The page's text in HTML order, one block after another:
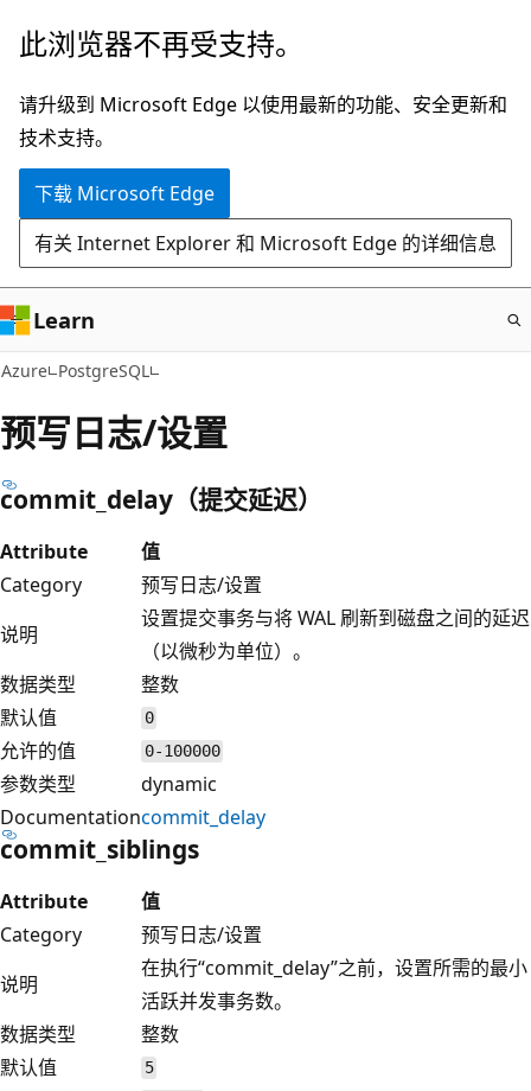
跳
主
要
内
此浏览器不再受支持。
请升级到 Microsoft Edge 以使用最新的功能、安全更新和
技术支持。
下载 Microsoft Edge
有关 Internet Explorer 和 Microsoft Edge 的详细信息
Learn
Azure PostgreSQL
预写日志/设置
commit_delay（提交延迟）
Attribute
值
Category
预写日志/设置
说明
设置提交事务与将 WAL 刷新到磁盘之间的延迟
（以微秒为单位）。
数据类型
整数
默认值
0
允许的值 0-100000
参数类型
dynamic
Documentationcommit_delay
commit_siblings
Attribute
值
Category
预写日志/设置
说明
在执行“commit_delay”之前，设置所需的最小
活跃并发事务数。
数据类型
整数
默认值
5